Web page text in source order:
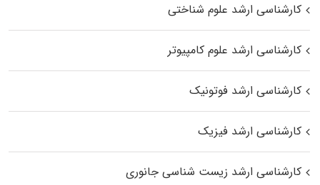
کارشناسی ارشد علوم شناختی
کارشناسی ارشد علوم کامپیوتر
کارشناسی ارشد فوتونیک
کارشناسی ارشد فیزیک
کارشناسی ارشد زیست‌ شناسی جانوری